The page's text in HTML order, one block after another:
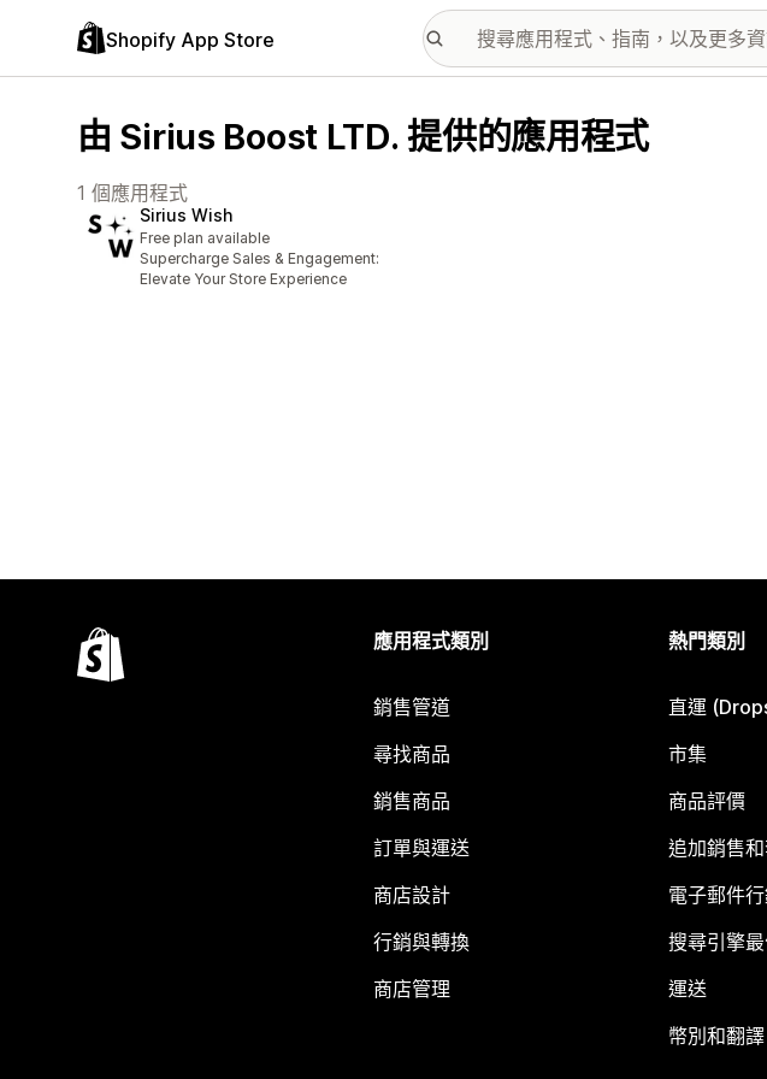
Shopify App Store
由 Sirius Boost LTD. 提供的應用程式
1 個應用程式
Sirius Wish
Free plan available
Supercharge Sales & Engagement:
Elevate Your Store Experience
應用程式類別
銷售管道
尋找商品
銷售商品
訂單與運送
商店設計
行銷與轉換
商店管理
熱門類別
直運
市集
商品評價
追加銷售
電子郵件
搜尋引擎
運送
幣別和翻譯